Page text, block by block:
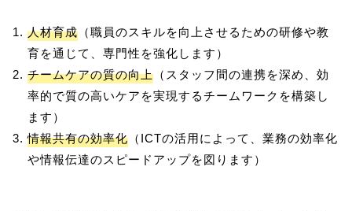
人材育成 （職員のスキルを向上させるための研修や教
育を通じて、専門性を強化します）
チームケアの質の向上 （スタッフ間の連携を深め、効
率的で質の高いケアを実現するチームワークを構築し
ます）
情報共有の効率化 （ICTの活用によって、業務の効率化
や情報伝達のスピードアップを図ります）